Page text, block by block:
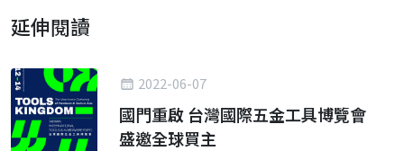
延伸閱讀
2022-06-07
國門重啟 台灣國際五金工具博覽會
盛邀全球買主